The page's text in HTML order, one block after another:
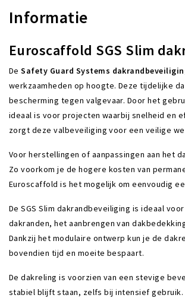
Informatie
Euroscaffold SGS Slim
DeSafety Guard Systems
werkzaamheden op hoogte. Deze tijdelijke
bescherming tegen valgevaar. Door het
ideaal is voor projecten waarbij snelheid en
zorgt deze valbeveiliging voor een veilige
Voor herstellingen of aanpassingen aan het
Zo voorkom je de hogere kosten van
Euroscaffold is het mogelijk om eenvoudig
De SGS Slim dakrandbeveiliging is ideaal
dakranden, het aanbrengen van
Dankzij het modulaire ontwerp kun je de
bovendien tijd en moeite bespaart.
De dakreling is voorzien van een stevige
stabiel blijft staan, zelfs bij intensief